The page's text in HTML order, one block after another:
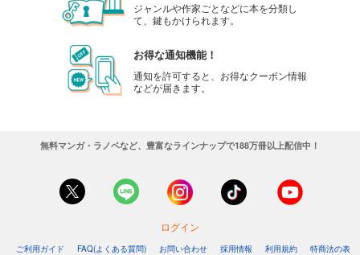
ジャンルや作家ごとなどに本を分類し
て、鍵もかけられます。
お得な通知機能！
通知を許可すると、お得なクーポン情報
などが届きます。
無料マンガ・ラノベなど、豊富なラインナップで188万冊以上配信中！
ログイン
ご利用ガイド FAQ(よくある質問) お問い合わせ 採用情報 利用規約
特商法の表